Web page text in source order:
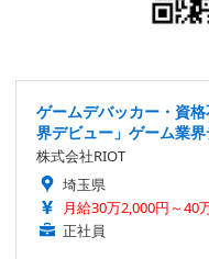
ゲームデバッカー・資
界デビュー」ゲーム業
株式会社RIOT
埼玉県
月給30万2,000円～40
正社員